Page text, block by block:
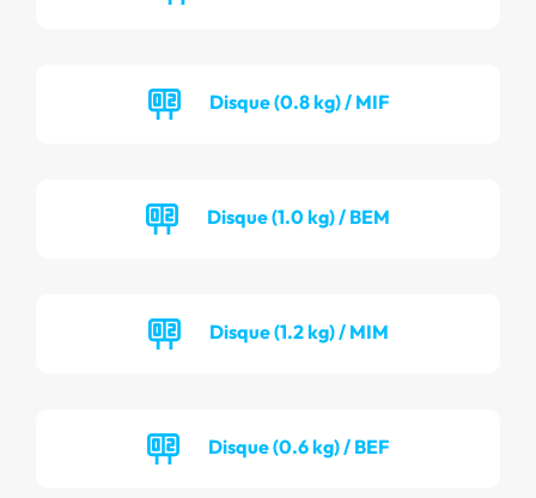
Disque (0.8 kg) / MIF
Disque (1.0 kg) / BEM
Disque (1.2 kg) / MIM
Disque (0.6 kg) / BEF